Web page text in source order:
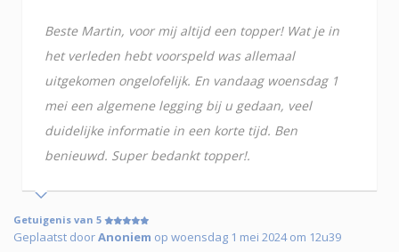
Beste Martin, voor mij altijd een topper! Wat je in
het verleden hebt voorspeld was allemaal
uitgekomen ongelofelijk. En vandaag woensdag 1
mei een algemene legging bij u gedaan, veel
duidelijke informatie in een korte tijd. Ben
benieuwd. Super bedankt topper!.
Getuigenis van 5
Geplaatst doorAnoniem op woensdag 1 mei 2024 om 12u39